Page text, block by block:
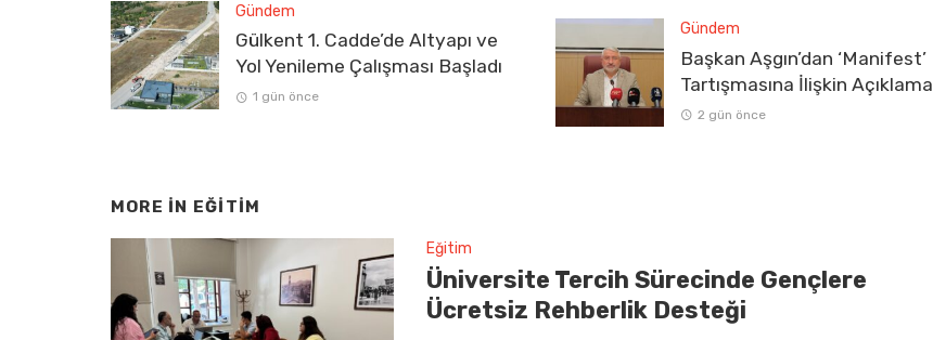
Gündem
Gülkent 1. Cadde’de Altyapı ve
Yol Yenileme Çalışması Başladı
1 gün önce
Gündem
Başkan Aşgın’dan ‘Manifest’
Tartışmasına İlişkin Açıklama
2 gün önce
MORE IN EĞITIM
Eğitim
Üniversite Tercih Sürecinde Gençlere
Ücretsiz Rehberlik Desteği